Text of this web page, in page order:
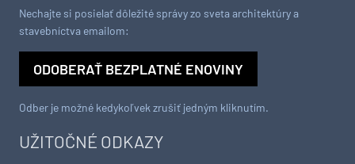
UŽITOČNÉ ODKAZY
Nechajte si posielať dôležité správy zo sveta architektúry a
stavebníctva emailom:
ODOBERAŤ BEZPLATNÉ ENOVINY
Odber je možné kedykoľvek zrušiť jedným kliknutím.